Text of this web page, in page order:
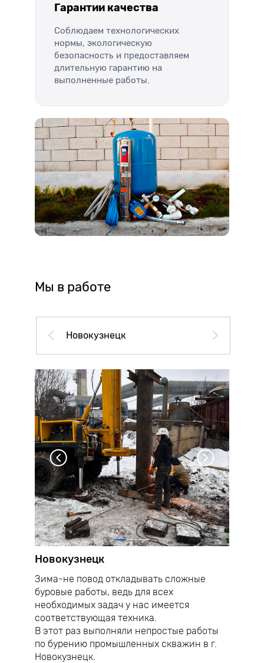
Гарантии качества
Соблюдаем технологических
нормы, экологическую
безопасность и предоставляем
длительную гарантию на
выполненные работы.
Мы в работе
Новокузнецк
Зима-не повод откладывать сложные
буровые работы, ведь для всех
необходимых задач у нас имеется
соответствующая техника.
В этот раз выполняли непростые работы
по бурению промышленных скважин в г.
Новокузнецк.
Новокузнецк